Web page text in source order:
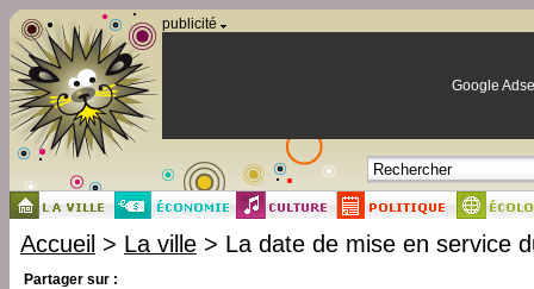
publicité
Google
Accueil > La ville > La date de mise en service
Partager sur :
Panneau de gestion des cookies